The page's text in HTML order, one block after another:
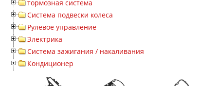
тормозная система
Система подвески колеса
Рулевое управление
Электрика
Система зажигания / накаливания
Кондиционер